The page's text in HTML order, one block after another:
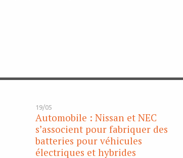
19/05
Automobile : Nissan et NEC
s’associent pour fabriquer des
batteries pour véhicules
électriques et hybrides